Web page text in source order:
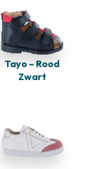
Tayo – Rood
Zwart